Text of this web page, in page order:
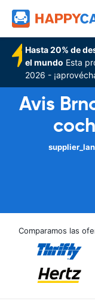
Hasta 20% de
el mundo Esta
2026 -
Avis
Comparamos las